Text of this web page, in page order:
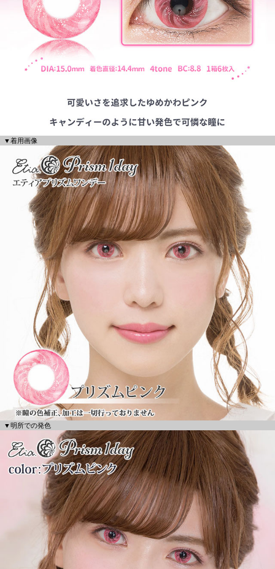
▼着用画像
▼明所での発色